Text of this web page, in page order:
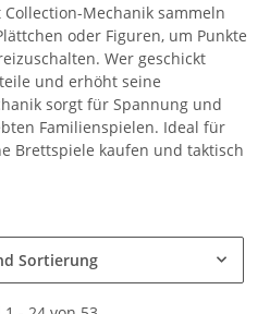
Mechanik sammeln
oder Figuren, um Punkte
Wer geschickt
und erhöht seine
sorgt für Spannung und
Familienspielen. Ideal für
Brettspiele kaufen und taktisch
Sortierung